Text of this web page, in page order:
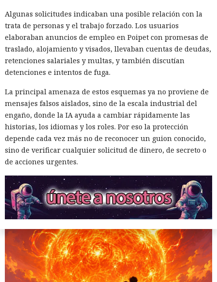
Algunas solicitudes indicaban una posible relación con la
trata de personas y el trabajo forzado. Los usuarios
elaboraban anuncios de empleo en Poipet con promesas de
traslado, alojamiento y visados, llevaban cuentas de deudas,
retenciones salariales y multas, y también discutían
detenciones e intentos de fuga.
La principal amenaza de estos esquemas ya no proviene de
mensajes falsos aislados, sino de la escala industrial del
engaño, donde la IA ayuda a cambiar rápidamente las
historias, los idiomas y los roles. Por eso la protección
depende cada vez más no de reconocer un guion conocido,
sino de verificar cualquier solicitud de dinero, de secreto o
de acciones urgentes.
Cuando el Sol amenace con
tendrá que mover un planeta
entero
20:35 / 05.08.2026
futuras tendrán que convertir el cosmos en un gigantesco
sistema de soporte vital.